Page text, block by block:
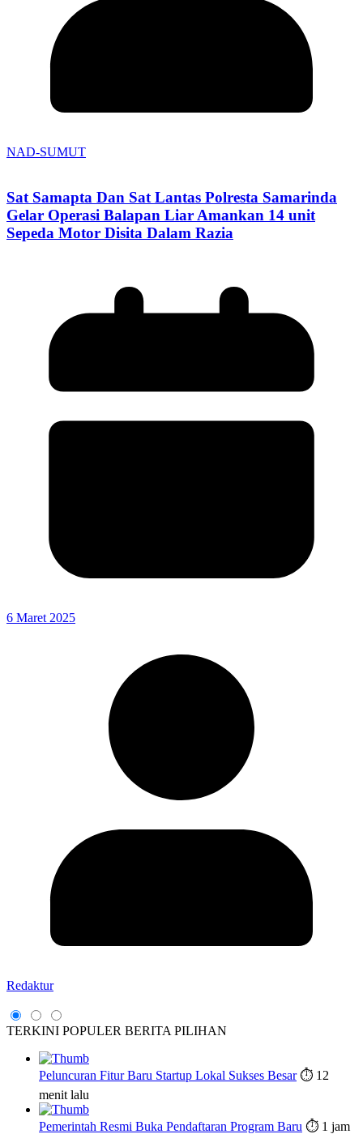
NAD-SUMUT
Sat Samapta Dan Sat Lantas Polresta Samarinda
Gelar Operasi Balapan Liar Amankan 14 unit
Sepeda Motor Disita Dalam Razia
6 Maret 2025
Redaktur
TERKINI POPULER BERITA PILIHAN
Peluncuran Fitur Baru Startup Lokal Sukses Besar ⏱️ 12
menit lalu
Pemerintah Resmi Buka Pendaftaran Program Baru ⏱️ 1 jam